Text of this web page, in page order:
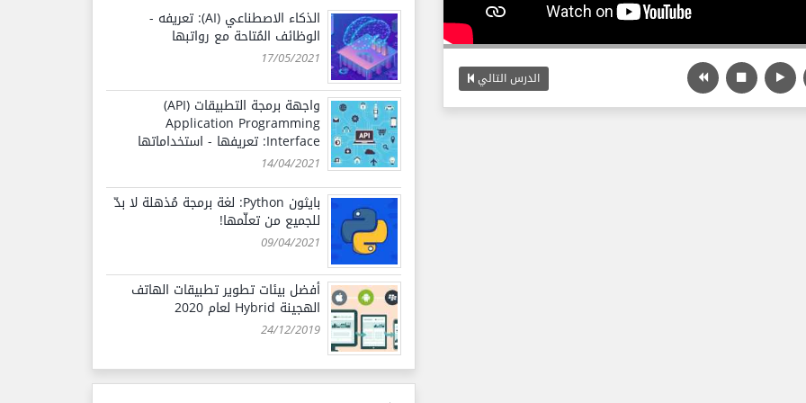
الدرس التالي
الذكاء الاصطناعي (AI): تعريفه -
الوظائف المُتاحة مع رواتبها
17/05/2021
واجهة برمجة التطبيقات (API)
Application Programming
Interface: تعريفها - استخداماتها
14/04/2021
بايثون Python: لغة برمجة مُذهلة لا بدّ
للجميع من تعلّمها!
09/04/2021
أفضل بيئات تطوير تطبيقات الهاتف
الهجينة Hybrid لعام 2020
24/12/2019